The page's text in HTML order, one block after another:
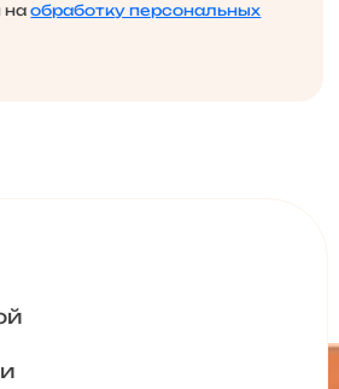
наобработку персональных